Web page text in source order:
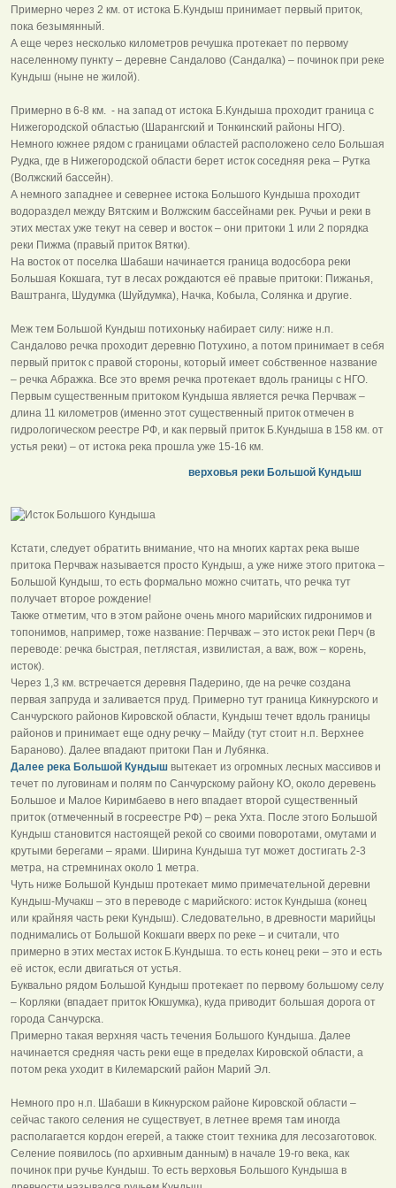
Примерно через 2 км. от истока Б.Кундыш принимает первый приток,
пока безымянный.
А еще через несколько километров речушка протекает по первому
населенному пункту – деревне Сандалово (Сандалка) – починок при реке
Кундыш (ныне не жилой).
Примерно в 6-8 км. - на запад от истока Б.Кундыша проходит граница с
Нижегородской областью (Шарангский и Тонкинский районы НГО).
Немного южнее рядом с границами областей расположено село Большая
Рудка, где в Нижегородской области берет исток соседняя река – Рутка
(Волжский бассейн).
А немного западнее и севернее истока Большого Кундыша проходит
водораздел между Вятским и Волжским бассейнами рек. Ручьи и реки в
этих местах уже текут на север и восток – они притоки 1 или 2 порядка
реки Пижма (правый приток Вятки).
На восток от поселка Шабаши начинается граница водосбора реки
Большая Кокшага, тут в лесах рождаются её правые притоки: Пижанья,
Ваштранга, Шудумка (Шуйдумка), Начка, Кобыла, Солянка и другие.
Меж тем Большой Кундыш потихоньку набирает силу: ниже н.п.
Сандалово речка проходит деревню Потухино, а потом принимает в себя
первый приток с правой стороны, который имеет собственное название
– речка Абражка. Все это время речка протекает вдоль границы с НГО.
Первым существенным притоком Кундыша является речка Перчваж –
длина 11 километров (именно этот существенный приток отмечен в
гидрологическом реестре РФ, и как первый приток Б.Кундыша в 158 км. от
устья реки) – от истока река прошла уже 15-16 км.
верховья реки Большой Кундыш
Кстати, следует обратить внимание, что на многих картах река выше
притока Перчваж называется просто Кундыш, а уже ниже этого притока –
Большой Кундыш, то есть формально можно считать, что речка тут
получает второе рождение!
Также отметим, что в этом районе очень много марийских гидронимов и
топонимов, например, тоже название: Перчваж – это исток реки Перч (в
переводе: речка быстрая, петлястая, извилистая, а важ, вож – корень,
исток).
Через 1,3 км. встречается деревня Падерино, где на речке создана
первая запруда и заливается пруд. Примерно тут граница Кикнурского и
Санчурского районов Кировской области, Кундыш течет вдоль границы
районов и принимает еще одну речку – Майду (тут стоит н.п. Верхнее
Бараново). Далее впадают притоки Пан и Лубянка.
Далее река Большой Кундыш вытекает из огромных лесных массивов и
течет по луговинам и полям по Санчурскому району КО, около деревень
Большое и Малое Киримбаево в него впадает второй существенный
приток (отмеченный в госреестре РФ) – река Ухта. После этого Большой
Кундыш становится настоящей рекой со своими поворотами, омутами и
крутыми берегами – ярами. Ширина Кундыша тут может достигать 2-3
метра, на стремнинах около 1 метра.
Чуть ниже Большой Кундыш протекает мимо примечательной деревни
Кундыш-Мучакш – это в переводе с марийского: исток Кундыша (конец
или крайняя часть реки Кундыш). Следовательно, в древности марийцы
поднимались от Большой Кокшаги вверх по реке – и считали, что
примерно в этих местах исток Б.Кундыша. то есть конец реки – это и есть
её исток, если двигаться от устья.
Буквально рядом Большой Кундыш протекает по первому большому селу
– Корляки (впадает приток Юкшумка), куда приводит большая дорога от
города Санчурска.
Примерно такая верхняя часть течения Большого Кундыша. Далее
начинается средняя часть реки еще в пределах Кировской области, а
потом река уходит в Килемарский район Марий Эл.
Немного про н.п. Шабаши в Кикнурском районе Кировской области –
сейчас такого селения не существует, в летнее время там иногда
располагается кордон егерей, а также стоит техника для лесозаготовок.
Селение появилось (по архивным данным) в начале 19-го века, как
починок при ручье Кундыш. То есть верховья Большого Кундыша в